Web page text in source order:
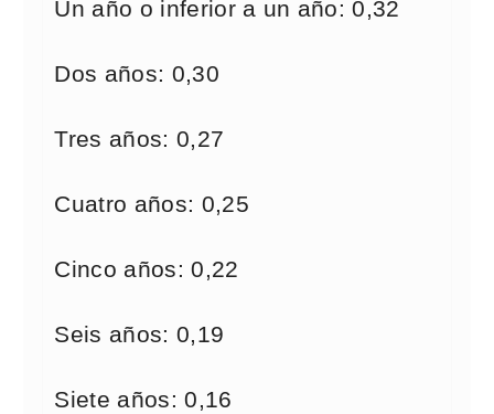
Un año o inferior a un año: 0,32
Dos años: 0,30
Tres años: 0,27
Cuatro años: 0,25
Cinco años: 0,22
Seis años: 0,19
Siete años: 0,16